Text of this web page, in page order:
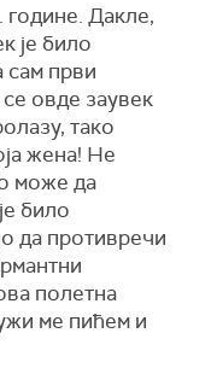
године. Дакле,
је било
сам први
овде заувек
тако
жена! Не
може да
било
да противречи
полетна
ме пићем и